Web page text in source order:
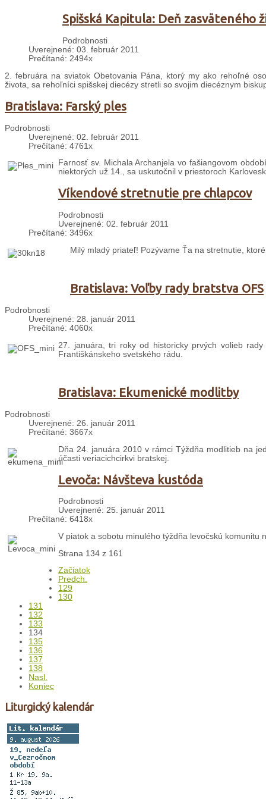
Spišská Kapitula: Deň zasväteného
Podrobnosti
Uverejnené: 03. február 2011
Prečítané: 2494x
2. februára na sviatok Obetovania Pána, ktorý my ako rehoľné
života, sa rehoľníci spišskej diecézy stretli so svojim diecéznym
Bratislava: Farský ples
Podrobnosti
Uverejnené: 02. február 2011
Prečítané: 4761x
Farnosť sv. Michala Archanjela vo fašiangovom
niektorých už 14., sa uskutočnil v priestoroch
Víkendové stretnutie pre chlapcov
Podrobnosti
Uverejnené: 02. február 2011
Prečítané: 3496x
Milý mladý priateľ! Pozývame Ťa na stretnutie,
Bratislava: Voľby rady bratstva OFS
Podrobnosti
Uverejnené: 28. január 2011
Prečítané: 4060x
27. januára, tri roky od historicky prvých volieb
Františkánskeho svetského rádu.
Bratislava: Ekumenické modlitby
Podrobnosti
Uverejnené: 26. január 2011
Prečítané: 3667x
Dňa 24. januára 2010 v rámci Týždňa modlitieb na
účasti veriacichcirkvi bratskej.
Levoča: Návšteva kustóda
Podrobnosti
Uverejnené: 25. január 2011
Prečítané: 6418x
V piatok a sobotu minulého týždňa levočskú komunitu
Strana 134 z 161
Začiatok
Predch.
129
130
131
132
133
134
135
136
137
138
Nasl.
Koniec
Liturgický kalendár